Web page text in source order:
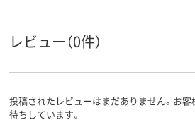
0.023mm
（縦）
500～700mm未満
レビュー（0件）
投稿されたレビューはまだありません。お
待ちしています。